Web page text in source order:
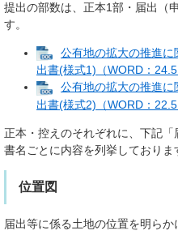
提出の部数は、正本1部・届出（
す。
公有地の拡大の推進
出書(様式1)（WORD：
公有地の拡大の推進に
出書(様式2)（WORD：
正本・控えのそれぞれに、下記
書名ごとに内容を列挙しておりま
位置図
届出等に係る土地の位置を明ら